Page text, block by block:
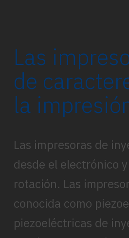
Las
de
la
Las impresoras de
desde el electrónico
rotación. Las
conocida como
piezoeléctricas de